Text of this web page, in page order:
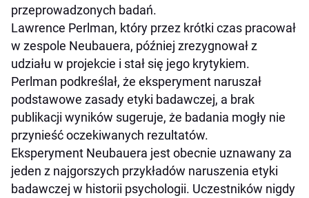
przeprowadzonych badań.
Lawrence Perlman, który przez krótki czas pracował
w zespole Neubauera, później zrezygnował z
udziału w projekcie i stał się jego krytykiem.
Perlman podkreślał, że eksperyment naruszał
podstawowe zasady etyki badawczej, a brak
publikacji wyników sugeruje, że badania mogły nie
przynieść oczekiwanych rezultatów.
Eksperyment Neubauera jest obecnie uznawany za
jeden z najgorszych przykładów naruszenia etyki
badawczej w historii psychologii. Uczestników nigdy